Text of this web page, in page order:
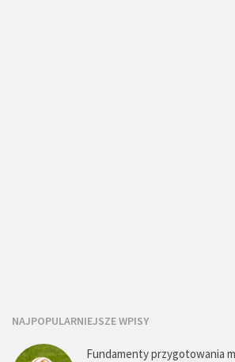
NAJPOPULARNIEJSZE WPISY
Fundamenty przygotowania